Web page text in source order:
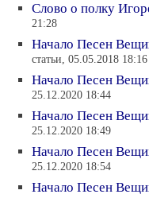
Слово о полку
21:28
Начало Песен
статьи, 05.05.2018 18:16
Начало Песен
25.12.2020 18:44
Начало Песен
25.12.2020 18:49
Начало Песен
25.12.2020 18:54
Начало Песен